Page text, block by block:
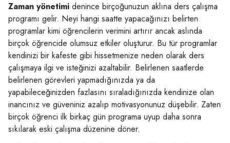
Zaman yönetimi denince birçoğunuzun aklına ders çalışma
programı gelir. Neyi hangi saatte yapacağınızı belirten
programlar kimi öğrencilerin verimini artırır ancak aslında
birçok öğrencide olumsuz etkiler oluşturur. Bu tür programlar
kendinizi bir kafeste gibi hissetmenize neden olarak ders
çalışmaya ilgi ve isteğinizi azaltabilir. Belirlenen saatlerde
belirlenen görevleri yapmadığınızda ya da
yapabileceğinizden fazlasını sıraladığınızda kendinize olan
inancınız ve güveniniz azalıp motivasyonunuz düşebilir. Zaten
birçok öğrenci ilk birkaç gün programa uyup daha sonra
sıkılarak eski çalışma düzenine döner.